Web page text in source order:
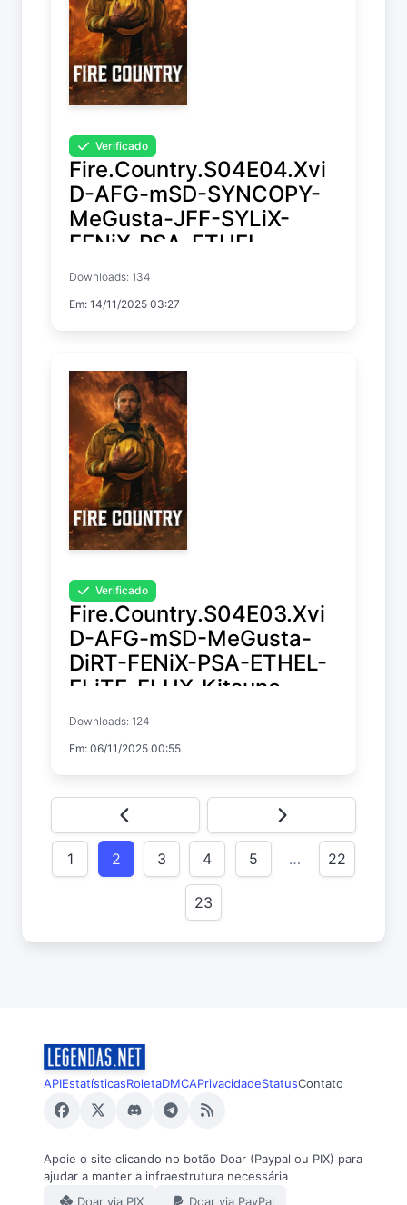
Verificado
Fire.Country.S04E04.Xvi
D-AFG-mSD-SYNCOPY-
MeGusta-JFF-SYLiX-
FENiX-PSA-ETHEL-
ELiTE-FLUX-NTb-
Downloads: 134
Em: 14/11/2025 03:27
Verificado
Fire.Country.S04E03.Xvi
D-AFG-mSD-MeGusta-
DiRT-FENiX-PSA-ETHEL-
ELiTE-FLUX-Kitsune-
STC
Fire Country
Temp. 4 EP. 3
Downloads: 124
Em: 06/11/2025 00:55
1 2 3 4 5 … 22
23
APIEstatísticasRoletaDMCAPrivacidadeStatusContato
Apoie o site clicando no botão Doar (Paypal ou PIX) para
ajudar a manter a infraestrutura necessária
Doar via PIX
Doar via PayPal